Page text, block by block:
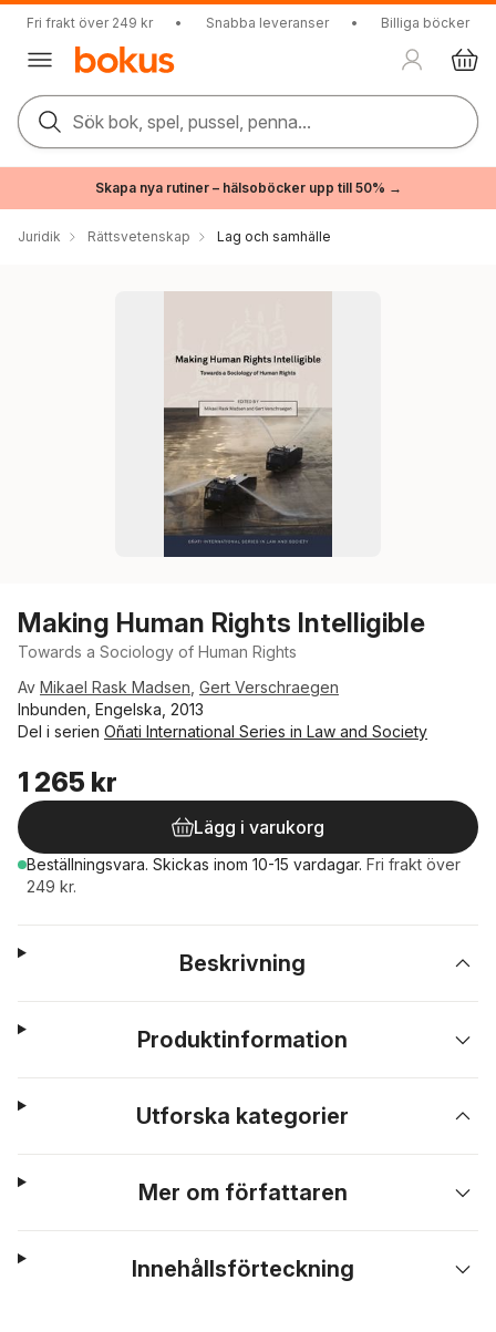
Fri frakt över 249 kr • Snabba leveranser • Billiga böcker
Sök bok, spel, pussel, penna...
Skapa nya rutiner – hälsoböcker upp till 50% →
Juridik Rättsvetenskap Lag och samhälle
Making Human Rights Intelligible
Towards a Sociology of Human Rights
Av Mikael Rask Madsen Gert Verschraegen
Inbunden, Engelska, 2013
Del i serien Oñati International Series in Law and Society
1 265 kr
Lägg i varukorg
Beställningsvara. Skickas inom 10-15 vardagar. Fri frakt över
249 kr.
Beskrivning
Produktinformation
Utforska kategorier
Mer om författaren
Innehållsförteckning